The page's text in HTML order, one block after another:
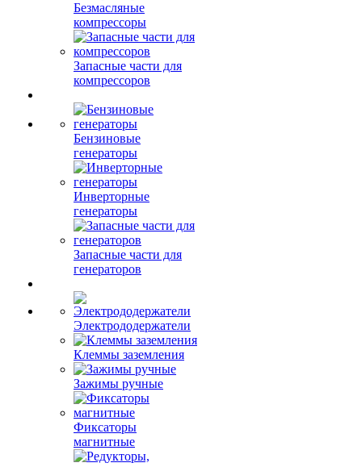
Безмасляные
компрессоры
Запасные части для
компрессоров
Бензиновые
генераторы
Инверторные
генераторы
Запасные части для
генераторов
Электрододержатели
Клеммы заземления
Зажимы ручные
Фиксаторы
магнитные